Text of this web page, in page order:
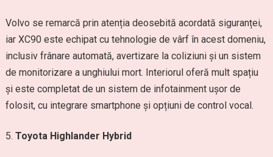
Volvo se remarcă prin atenția deosebită acordată siguranței,
iar XC90 este echipat cu tehnologie de vârf în acest domeniu,
inclusiv frânare automată, avertizare la coliziuni și un sistem
de monitorizare a unghiului mort. Interiorul oferă mult spațiu
și este completat de un sistem de infotainment ușor de
folosit, cu integrare smartphone și opțiuni de control vocal.
Toyota Highlander Hybrid